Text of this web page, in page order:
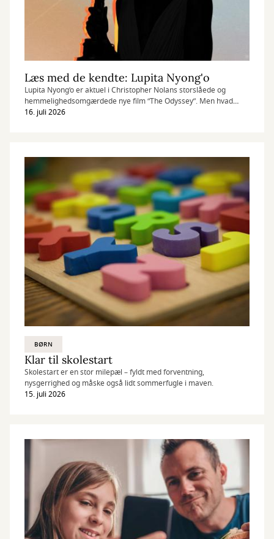
Læs med de kendte: Lupita Nyong'o
Lupita Nyong’o er aktuel i Christopher Nolans storslåede og
hemmelighedsomgærdede nye film “The Odyssey”. Men hvad
læser hun, når kameraet slukker?
16. juli 2026
BØRN
Klar til skolestart
Skolestart er en stor milepæl – fyldt med forventning,
nysgerrighed og måske også lidt sommerfugle i maven.
15. juli 2026